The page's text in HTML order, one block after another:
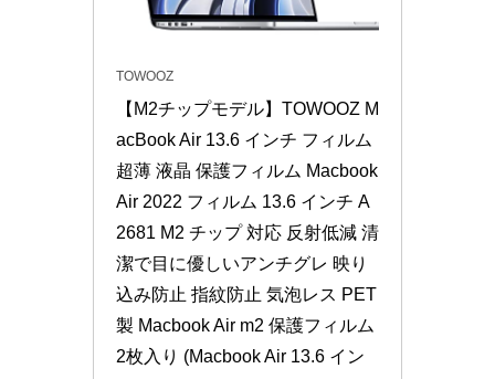
TOWOOZ
【M2チップモデル】TOWOOZ M
acBook Air 13.6 インチ フィルム
超薄 液晶 保護フィルム Macbook
Air 2022 フィルム 13.6 インチ A
2681 M2 チップ 対応 反射低減 清
潔で目に優しいアンチグレ 映り
込み防止 指紋防止 気泡レス PET
製 Macbook Air m2 保護フィルム
2枚入り (Macbook Air 13.6 イン